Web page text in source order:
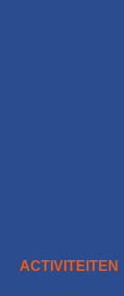
ACTIVITEITEN